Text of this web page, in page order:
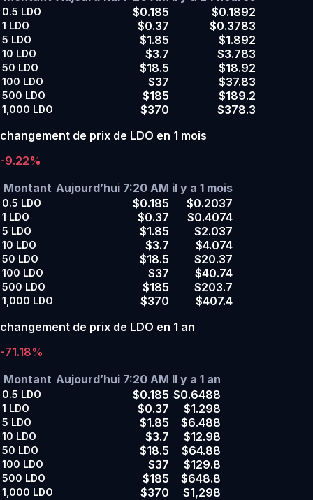
0.5 LDO $0.185 $0.1892
1 LDO $0.37 $0.3783
5 LDO $1.85 $1.892
10 LDO $3.7 $3.783
50 LDO $18.5 $18.92
100 LDO $37 $37.83
500 LDO $185 $189.2
1,000 LDO $370
$378.3
changement de prix de LDO en 1 mois
-9.22%
Montant Aujourd’hui 7:20 AM il y a 1 mois
0.5 LDO $0.185 $0.2037
1 LDO $0.37 $0.4074
5 LDO $1.85 $2.037
10 LDO $3.7 $4.074
50 LDO $18.5 $20.37
100 LDO $37 $40.74
500 LDO $185 $203.7
1,000 LDO $370
$407.4
changement de prix de LDO en 1 an
-71.18%
Montant Aujourd’hui 7:20 AM Il y a 1 an
0.5 LDO $0.185 $0.6488
1 LDO $0.37 $1.298
5 LDO $1.85 $6.488
10 LDO $3.7 $12.98
50 LDO $18.5 $64.88
100 LDO $37 $129.8
500 LDO $185 $648.8
1,000 LDO $370
$1,298